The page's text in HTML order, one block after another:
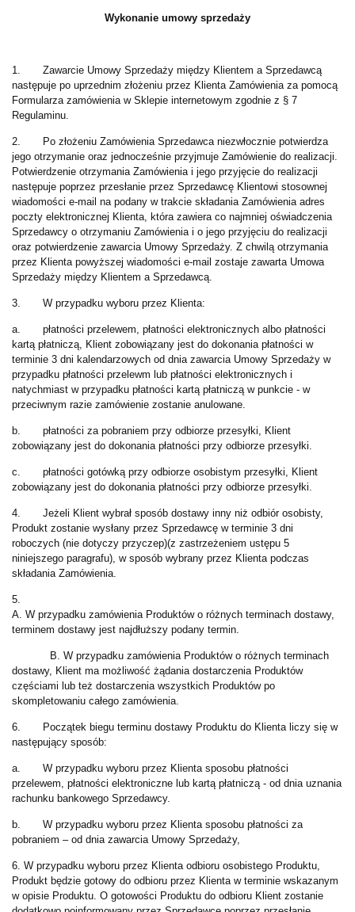
Wykonanie umowy sprzedaży
1. Zawarcie Umowy Sprzedaży między Klientem a Sprzedawcą
następuje po uprzednim złożeniu przez Klienta Zamówienia za pomocą
Formularza zamówienia w Sklepie internetowym zgodnie z § 7
Regulaminu.
2. Po złożeniu Zamówienia Sprzedawca niezwłocznie potwierdza
jego otrzymanie oraz jednocześnie przyjmuje Zamówienie do realizacji.
Potwierdzenie otrzymania Zamówienia i jego przyjęcie do realizacji
następuje poprzez przesłanie przez Sprzedawcę Klientowi stosownej
wiadomości e-mail na podany w trakcie składania Zamówienia adres
poczty elektronicznej Klienta, która zawiera co najmniej oświadczenia
Sprzedawcy o otrzymaniu Zamówienia i o jego przyjęciu do realizacji
oraz potwierdzenie zawarcia Umowy Sprzedaży. Z chwilą otrzymania
przez Klienta powyższej wiadomości e-mail zostaje zawarta Umowa
Sprzedaży między Klientem a Sprzedawcą.
3. W przypadku wyboru przez Klienta:
a. płatności przelewem, płatności elektronicznych albo płatności
kartą płatniczą, Klient zobowiązany jest do dokonania płatności w
terminie 3 dni kalendarzowych od dnia zawarcia Umowy Sprzedaży w
przypadku płatności przelewm lub płatności elektronicznych i
natychmiast w przypadku płatności kartą płatniczą w punkcie - w
przeciwnym razie zamówienie zostanie anulowane.
b. płatności za pobraniem przy odbiorze przesyłki, Klient
zobowiązany jest do dokonania płatności przy odbiorze przesyłki.
c. płatności gotówką przy odbiorze osobistym przesyłki, Klient
zobowiązany jest do dokonania płatności przy odbiorze przesyłki.
4. Jeżeli Klient wybrał sposób dostawy inny niż odbiór osobisty,
Produkt zostanie wysłany przez Sprzedawcę w terminie 3 dni
roboczych (nie dotyczy przyczep)(z zastrzeżeniem ustępu 5
niniejszego paragrafu), w sposób wybrany przez Klienta podczas
składania Zamówienia.
5.
A. W przypadku zamówienia Produktów o różnych terminach dostawy,
terminem dostawy jest najdłuższy podany termin.
B. W przypadku zamówienia Produktów o różnych terminach
dostawy, Klient ma możliwość żądania dostarczenia Produktów
częściami lub też dostarczenia wszystkich Produktów po
skompletowaniu całego zamówienia.
6. Początek biegu terminu dostawy Produktu do Klienta liczy się w
następujący sposób:
a. W przypadku wyboru przez Klienta sposobu płatności
przelewem, płatności elektroniczne lub kartą płatniczą - od dnia uznania
rachunku bankowego Sprzedawcy.
b. W przypadku wyboru przez Klienta sposobu płatności za
pobraniem – od dnia zawarcia Umowy Sprzedaży,
6. W przypadku wyboru przez Klienta odbioru osobistego Produktu,
Produkt będzie gotowy do odbioru przez Klienta w terminie wskazanym
w opisie Produktu. O gotowości Produktu do odbioru Klient zostanie